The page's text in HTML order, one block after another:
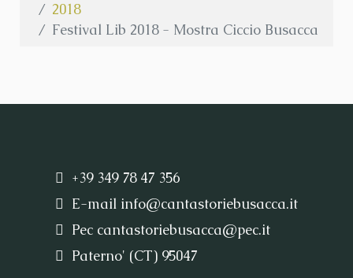
2018
Festival Lib 2018 - Mostra Ciccio Busacca
+39 349 78 47 356
E-mail info@cantastoriebusacca.it
Pec cantastoriebusacca@pec.it
Paterno' (CT) 95047